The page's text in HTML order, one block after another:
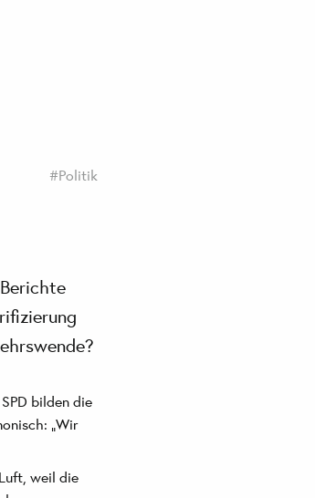
#Politik
bilden die
„Wir
weil die